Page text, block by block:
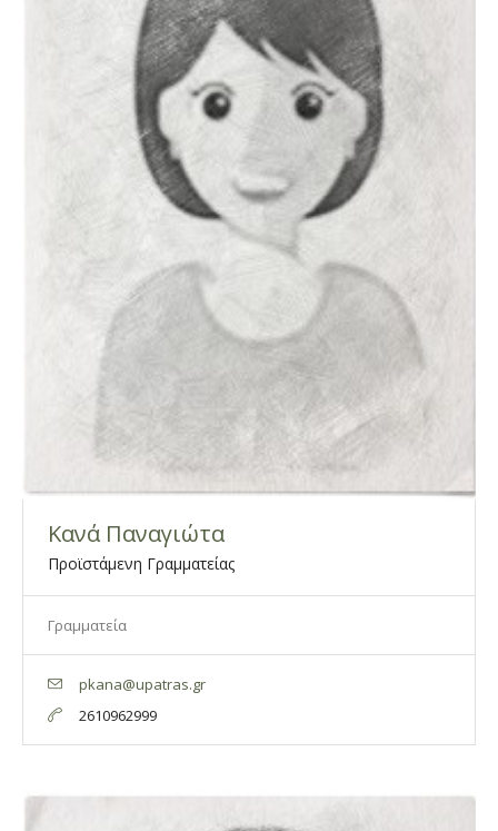
Κανά Παναγιώτα
Προϊστάμενη Γραμματείας
Γραμματεία
pkana@upatras.gr
2610962999